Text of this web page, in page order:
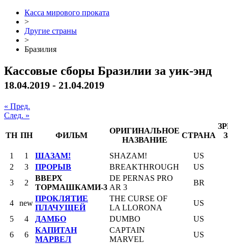
Касса мирового проката
>
Другие страны
>
Бразилия
Кассовые сборы Бразилии за уик-энд
18.04.2019 - 21.04.2019
« Пред.
След. »
ТН ПН ФИЛЬМ
ОРИГИНАЛЬНОЕ
НАЗВАНИЕ
СТРАНА
1 1 ШАЗАМ! SHAZAM!
US
2
3 ПРОРЫВ BREAKTHROUGH
US
3
2
ВВЕРХ
ТОРМАШКАМИ-3
DE PERNAS PRO
AR 3
BR
4 new
ПРОКЛЯТИЕ
ПЛАЧУЩЕЙ
THE CURSE OF
LA LLORONA
US
5
4 ДАМБО DUMBO
US
6
6
КАПИТАН
МАРВЕЛ
CAPTAIN
MARVEL
US